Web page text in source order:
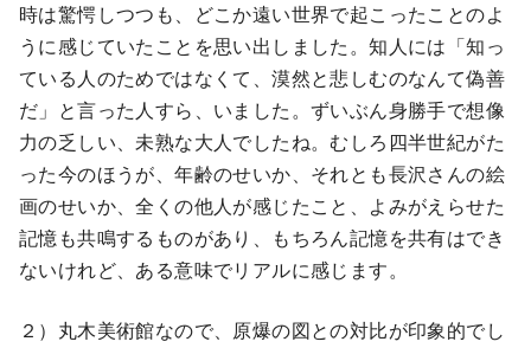
時は驚愕しつつも、どこか遠い世界で起こったことのよ
うに感じていたことを思い出しました。知人には「知っ
ている人のためではなくて、漠然と悲しむのなんて偽善
だ」と言った人すら、いました。ずいぶん身勝手で想像
力の乏しい、未熟な大人でしたね。むしろ四半世紀がた
った今のほうが、年齢のせいか、それとも長沢さんの絵
画のせいか、全くの他人が感じたこと、よみがえらせた
記憶も共鳴するものがあり、もちろん記憶を共有はでき
ないけれど、ある意味でリアルに感じます。
２）丸木美術館なので、原爆の図との対比が印象的でし